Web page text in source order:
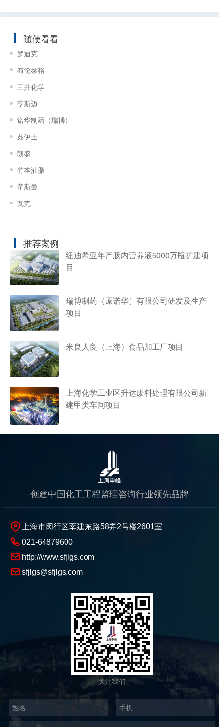
随便看看
罗迪克
布伦泰格
三井化学
亨斯迈
诺华制药（瑞博）
苏伊士
朗盛
竹本油脂
帝斯曼
瓦克
推荐案例
纽迪希亚年产肠内营养液6000万瓶扩建项
目
瑞博制药（原诺华）有限公司研发及生产
项目
米良人良（上海）食品加工厂项目
上海化学工业区升达废料处理有限公司新
建甲类车间项目
创建中国化工工程监理咨询行业领先品牌
上海市闵行区莘建东路58弄2号楼2601室
021-64879600
http://www.sfjlgs.com
sfjlgs@sfjlgs.com
关注我们